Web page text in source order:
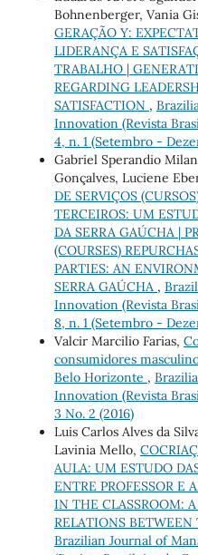
Bohnenberger, Vania
GERAÇÃO Y:
LIDERANÇA E
TRABALHO |
REGARDING
SATISFACTION ,
Innovation (Revista
4, n. 1 (Setembro -
Gabriel Sperandio
Gonçalves, Luciene
DE SERVIÇOS
TERCEIROS: UM
DA SERRA GAÚCHA |
(COURSES)
PARTIES: AN
SERRA GAÚCHA ,
Innovation (Revista
8, n. 1 (Setembro -
Valcir Marcilio Farias,
consumidores
Belo Horizonte ,
Innovation (Revista
3 No. 2 (2016)
Luis Carlos Alves da
Lavinia Mello,
AULA: UM ESTUDO
ENTRE PROFESSOR E
IN THE CLASSROOM:
RELATIONS
Brazilian Journal of